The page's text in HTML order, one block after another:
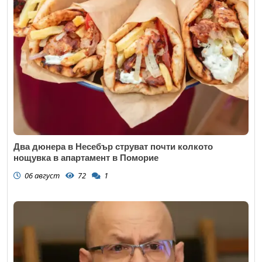
Два дюнера в Несебър струват почти колкото
нощувка в апартамент в Поморие
06 август 72 1